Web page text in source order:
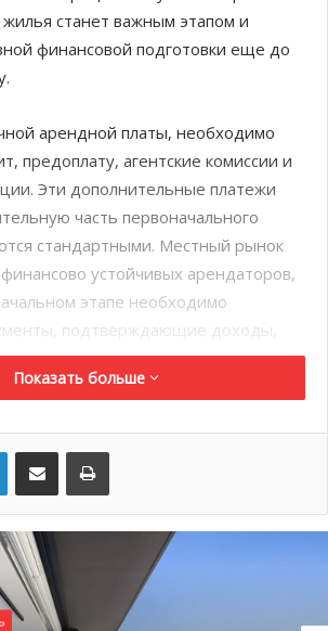
станет важным этапом и
финансовой подготовки еще до
арендной платы, необходимо
предоплату, агентские комиссии и
Эти дополнительные платежи
часть первоначального
стандартными. Местный рынок
устойчивых арендаторов,
этапе необходимо
подтверждающие доходы,
и источник средств.
к поиску подходящей
с вашими базовыми
поблизости — школы,
сроки заезда в квартиру.
Показать больше
LinkedInПоделиться по электронной почте Распечатать